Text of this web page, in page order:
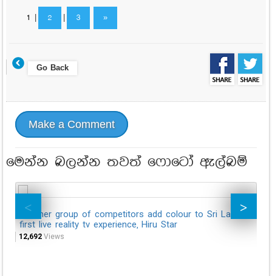
1| 2 3 »
Go Back
Make a Comment
මෙන්න බලන්න තවත් ෆොටෝ ඇල්බම්
Another group of competitors add colour to Sri Lanka's
first live reality tv experience, Hiru Star
12,692 Views